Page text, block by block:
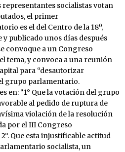
representantes socialistas votan
el primer
es el del Centro de la 18º,
y publicado unos días después
convoque a un Congreso
tema, y convoca a una reunión
para “desautorizar
grupo parlamentario.
en: “1° Que la votación del grupo
al pedido de ruptura de
violación de la resolución
por el III Congreso
Que esta injustificable actitud
socialista, un